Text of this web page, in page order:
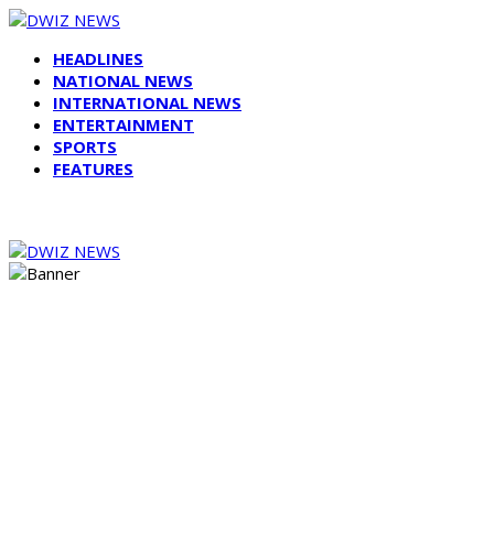
HEADLINES
NATIONAL NEWS
INTERNATIONAL NEWS
ENTERTAINMENT
SPORTS
FEATURES